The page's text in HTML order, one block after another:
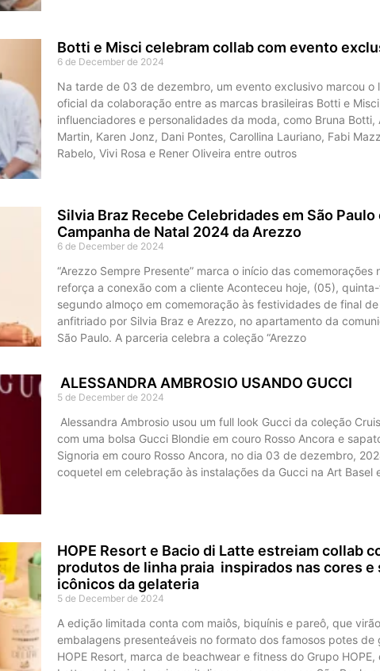
Botti e Misci celebram collab com evento
6 de December de 2024
Na tarde de 03 de dezembro, um evento exclusivo marcou o
oficial da colaboração entre as marcas brasileiras Botti e
influenciadores e personalidades da moda, como Bruna Botti,
Martin, Karen Jonz, Dani Pontes, Carollina Lauriano, Fabi
Rabelo, Vivi Rosa e Rener Oliveira entre outros
Silvia Braz Recebe Celebridades em São Paulo
Campanha de Natal 2024 da Arezzo
6 de December de 2024
“Arezzo Sempre Presente” marca o início das comemorações
reforça a conexão com a cliente Aconteceu hoje, (05),
segundo almoço em comemoração às festividades de final de
anfitriado por Silvia Braz e Arezzo, no apartamento da
São Paulo. A parceria celebra a coleção “Arezzo
ALESSANDRA AMBROSIO USANDO GUCCI
5 de December de 2024
Alessandra Ambrosio usou um full look Gucci da coleção
com uma bolsa Gucci Blondie em couro Rosso Ancora e
Signoria em couro Rosso Ancora, no dia 03 de dezembro,
coquetel em celebração às instalações da Gucci na Art Basel
HOPE Resort e Bacio di Latte estreiam collab
produtos de linha praia inspirados nas cores e
icônicos da gelateria
5 de December de 2024
A edição limitada conta com maiôs, biquínis e pareô, que
embalagens presenteáveis no formato dos famosos potes de
HOPE Resort, marca de beachwear e fitness do Grupo HOPE,